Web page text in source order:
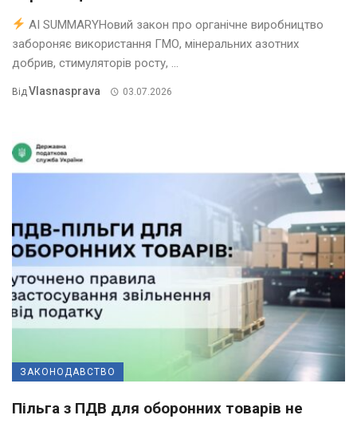
AI SUMMARYНовий закон про органічне виробництво
забороняє використання ГМО, мінеральних азотних
добрив, стимуляторів росту, ...
Від Vlasnasprava 03.07.2026
ЗАКОНОДАВСТВО
Пільга з ПДВ для оборонних товарів не